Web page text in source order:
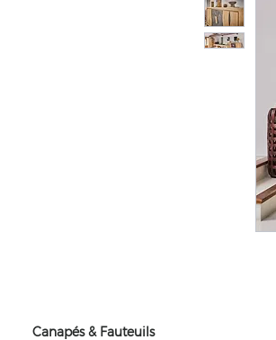
Canapés & Fauteuils